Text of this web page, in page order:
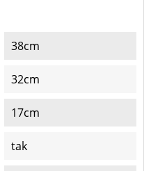
38cm
32cm
17cm
tak